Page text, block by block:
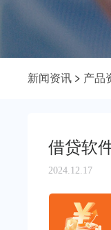
新闻资讯 产品
借贷软
2024.12.17